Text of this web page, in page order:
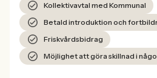
Kollektivavtal med Kommunal
Betald introduktion och
Friskvårdsbidrag
Möjlighet att göra skillnad i